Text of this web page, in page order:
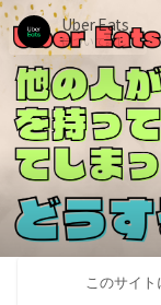
Uber Eats
について詳しく
このサイト